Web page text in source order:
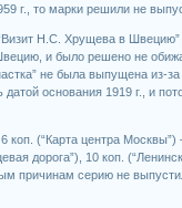
г., то марки решили не
Н.С. Хрущева в Швецию”
и было решено не
не была выпущена из-
датой основания 1919 г., и
коп. (“Карта центра Москвы”)
дорога”), 10 коп.
причинам серию не